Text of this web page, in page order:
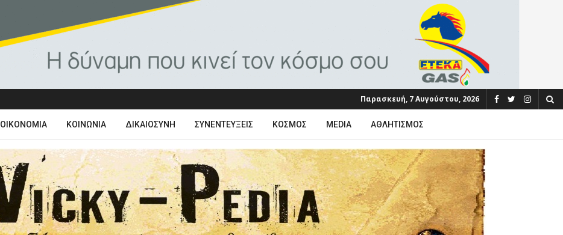
Παρασκευή, 7 Αυγούστου, 2026
ΟΙΚΟΝΟΜΊΑ ΚΟΙΝΩΝΊΑ ΔΙΚΑΙΟΣΎΝΗ ΣΥΝΕΝΤΕΎΞΕΙΣ ΚΌΣΜΟΣ MEDIA ΑΘΛΗΤΙΣΜΌΣ